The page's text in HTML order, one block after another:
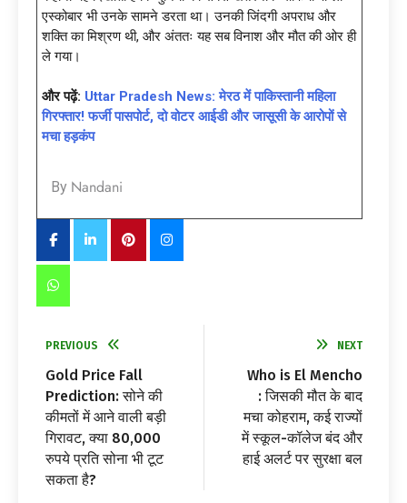
एस्‍कोबार भी उनके सामने डरता था। उनकी जिंदगी अपराध और
शक्ति का मिश्रण थी, और अंततः यह सब विनाश और मौत की ओर ही
ले गया।
और पढ़ें: Uttar Pradesh News: मेरठ में पाकिस्तानी महिला
गिरफ्तार! फर्जी पासपोर्ट, दो वोटर आईडी और जासूसी के आरोपों से
मचा हड़कंप
By Nandani
PREVIOUS
Gold Price Fall
Prediction: सोने की
कीमतों में आने वाली बड़ी
गिरावट, क्या 80,000
रुपये प्रति सोना भी टूट
सकता है?
NEXT
Who is El Mencho
: जिसकी मौत के बाद
मचा कोहराम, कई राज्यों
में स्कूल-कॉलेज बंद और
हाई अलर्ट पर सुरक्षा बल